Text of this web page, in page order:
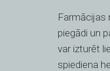
testeris
Farmācijas
piegādi un
var izturēt
spiediena